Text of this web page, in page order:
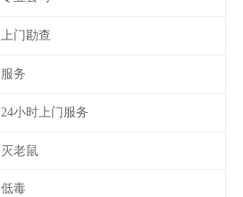
上门勘查
服务
24小时上门服务
灭老鼠
低毒